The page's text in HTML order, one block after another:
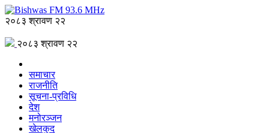
२०८३ श्रावण २२
२०८३ श्रावण २२
समाचार
राजनीति
सूचना-प्रविधि
देश
मनोरञ्जन
खेलकुद